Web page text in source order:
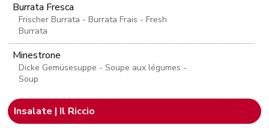
Burrata Fresca
Frischer Burrata - Burrata Frais - Fresh
Burrata
Minestrone
Dicke Gemüsesuppe - Soupe aux légumes -
Soup
Insalate | Il Riccio